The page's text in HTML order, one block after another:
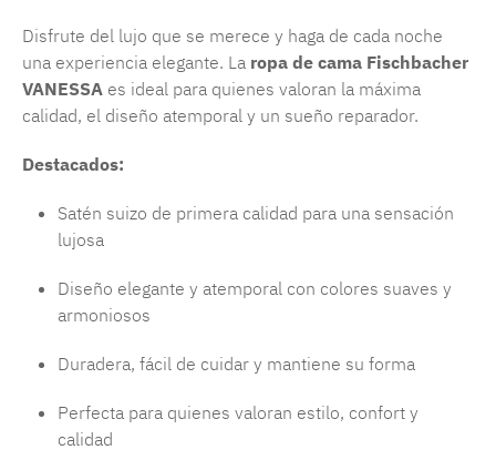
Disfrute del lujo que se merece y haga de cada noche
una experiencia elegante. La ropa de cama Fischbacher
VANESSA es ideal para quienes valoran la máxima
calidad, el diseño atemporal y un sueño reparador.
Destacados:
Satén suizo de primera calidad para una sensación
lujosa
Diseño elegante y atemporal con colores suaves y
armoniosos
Duradera, fácil de cuidar y mantiene su forma
Perfecta para quienes valoran estilo, confort y
calidad